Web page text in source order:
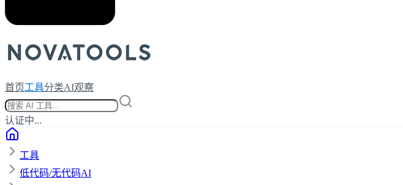
首页工具分类AI观察
认证中...
工具
低代码/无代码AI